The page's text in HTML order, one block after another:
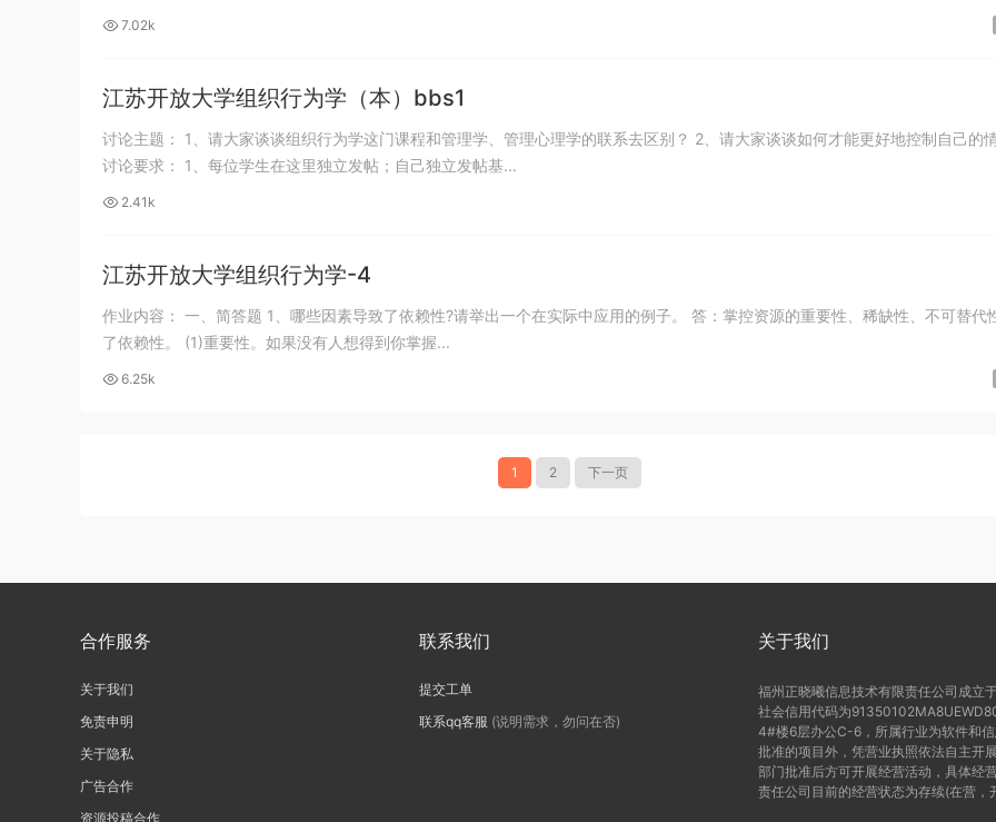
7.02k
江苏开放大学组织行为学（本）bbs1
讨论主题： 1、请大家谈谈组织行为学这门课程和管理学、管理心理学的联系去区别？ 2、请大家谈谈如何才能更好地控制自己的
讨论要求： 1、每位学生在这里独立发帖；自己独立发帖基...
2.41k
江苏开放大学组织行为学-4
作业内容： 一、简答题 1、哪些因素导致了依赖性?请举出一个在实际中应用的例子。 答：掌控资源的重要性、稀缺性、不可替代性导致
了依赖性。 (1)重要性。如果没有人想得到你掌握...
6.25k
1 2 下一页
合作服务
关于我们
免责申明
关于隐私
广告合作
资源投稿合作
联系我们
提交工单
联系qq客服 (说明需求，勿问在否)
关于我们
福州正晓曦信息技术有限责任公司成
社会信用代码为
4#楼6层办公C-6，所属行业为软件和
批准的项目外，凭营业执照依法自主开
部门批准后方可开展经营活动，具体经
责任公司目前的经营状态为存续(在营，